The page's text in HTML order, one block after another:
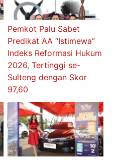
Pemkot Palu Sabet
Predikat AA “Istimewa”
Indeks Reformasi Hukum
2026, Tertinggi se-
Sulteng dengan Skor
97,60